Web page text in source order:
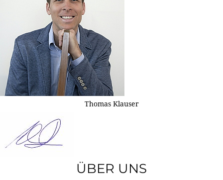
Thomas Klauser
ÜBER UNS